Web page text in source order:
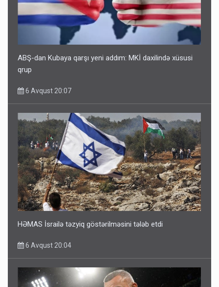
ABŞ-dan Kubaya qarşı yeni addım: MKİ daxilində xüsusi
qrup
6 Avqust 20:07
HƏMAS İsrailə təzyiq göstərilməsini tələb etdi
6 Avqust 20:04